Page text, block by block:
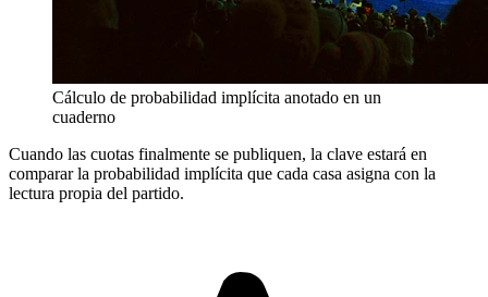
Cálculo de probabilidad implícita anotado en un
cuaderno
Cuando las cuotas finalmente se publiquen, la clave estará en
comparar la probabilidad implícita que cada casa asigna con la
lectura propia del partido.